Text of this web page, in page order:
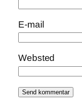
E-mail
Websted